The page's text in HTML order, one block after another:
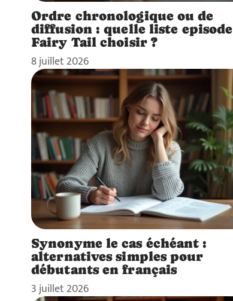
Ordre chronologique ou de
diffusion : quelle liste episode
Fairy Tail choisir ?
8 juillet 2026
Synonyme le cas échéant :
alternatives simples pour
débutants en français
3 juillet 2026